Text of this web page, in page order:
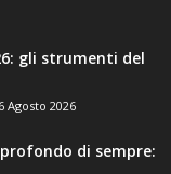
gli strumenti del
6 Agosto 2026
di sempre: